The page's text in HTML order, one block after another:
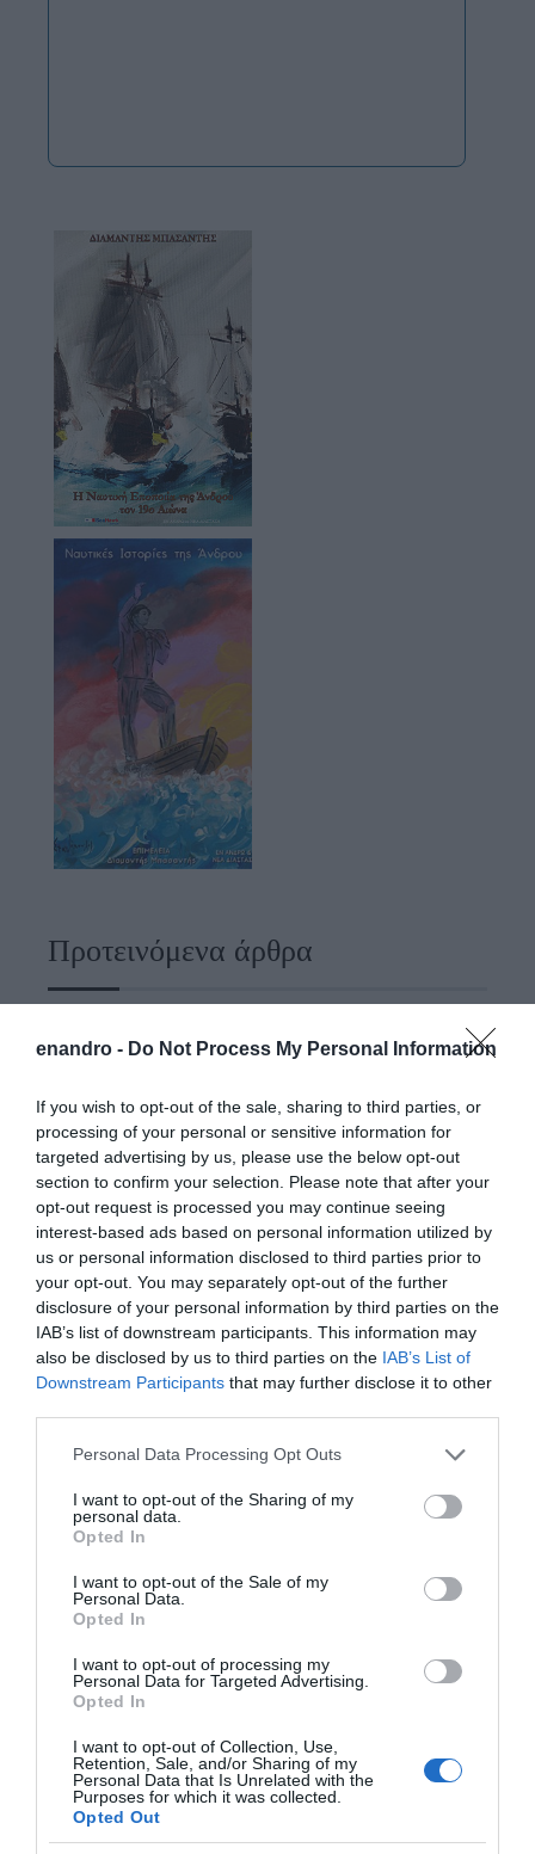
enandro - Do Not Process My Personal Information
If you wish to opt-out of the sale, sharing to third parties, or
processing of your personal or sensitive information for
targeted advertising by us, please use the below opt-out
section to confirm your selection. Please note that after your
opt-out request is processed you may continue seeing
interest-based ads based on personal information utilized by
us or personal information disclosed to third parties prior to
your opt-out. You may separately opt-out of the further
disclosure of your personal information by third parties on the
IAB’s list of downstream participants. This information may
also be disclosed by us to third parties on the IAB’s List of
Downstream Participants that may further disclose it to other
Please note that this website/app uses one or more Google
not limited to your visit or usage behaviour. You may click to
grant or deny consent to Google and its third-party tags to
use your data for below specified purposes in below Google
consent section.
Personal Data Processing Opt Outs
I want to opt-out of the Sharing of my
personal data.
Opted In
I want to opt-out of the Sale of my
Personal Data.
Opted In
I want to opt-out of processing my
Personal Data for Targeted Advertising.
Opted In
I want to opt-out of Collection, Use,
Retention, Sale, and/or Sharing of my
Personal Data that Is Unrelated with the
Purposes for which it was collected.
Opted Out
Προτεινόμενα άρθρα
ΡΑΦΗΝΑ – ΘΕΟΥΤΑ σημειώσατε…
ΡΑΦΗΝΑ ΣΤΟ «ΤΕΛΕΥΤΑΙΟ ΜΠΑΡΚΟ» ΤΟΥ
ΚΑΠΕΤΑΝ ΑΝΤΩΝΗ ΒΙΔΑΛΗ
Απαράδεκτη εμπειρία στη Ραφήνα. Φωτογραφίες από την
αναχώρηση εκείνης της ώρας…
ΑΠΟΚΛΕΙΣΤΙΚΟ: «ΕΤΣΙ ΑΝΑΚΑΛΥΨΑ ΤΟ
ΣΗΜΑΝΤΙΚΟ ΑΡΧΑΙΟ ΝΑΥΑΓΙΟ ΤΗΣ ΑΝΔΡΟΥ!…»
«ΑΥΤΗ ΤΗΝ ΑΝΔΡΟ ΘΕΛΟΥΜΕ…»
Μια επίκαιρη ανάλυση για
Η Άνδρος συνεχίζει να
06/08/2026
Η νεολαία της Άνδρου είναι